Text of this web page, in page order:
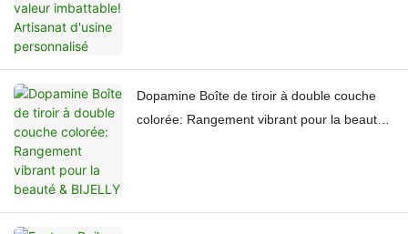
Dopamine Boîte de tiroir à double couche
colorée: Rangement vibrant pour la beauté